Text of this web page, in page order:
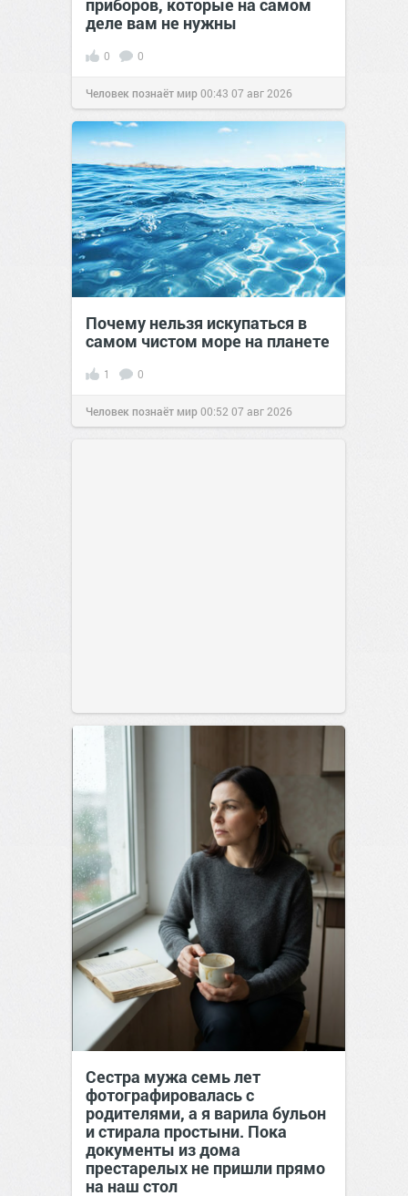
приборов, которые на самом
деле вам не нужны
0 0
Человек познаёт мир00:43 07 авг 2026
Почему нельзя искупаться в
самом чистом море на планете
1 0
Человек познаёт мир00:52 07 авг 2026
Сестра мужа семь лет
фотографировалась с
родителями, а я варила бульон
и стирала простыни. Пока
документы из дома
престарелых не пришли прямо
на наш стол